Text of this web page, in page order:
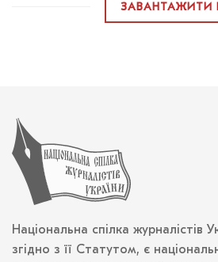
ЗАВАНТАЖИТИ
Національна спілка журналістів
згідно з її Статутом, є